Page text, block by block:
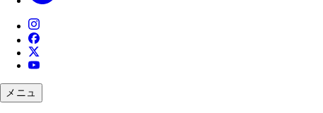
メニュ